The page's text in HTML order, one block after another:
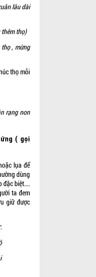
lâu dài
thêm thọ)
, mừng
thọ mỗi
rạng non
( gọi
lụa để
dùng
đặc biệt....
ta đem
giữ được